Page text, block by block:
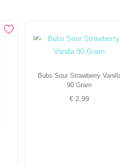
Bubs Sour Strawberry
90 Gram
€ 2,99